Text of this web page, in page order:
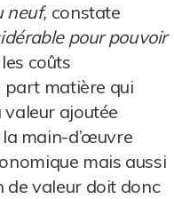
neuf, constate
pour pouvoir
coûts
part matière qui
valeur ajoutée
main-d’œuvre
mais aussi
de valeur doit donc